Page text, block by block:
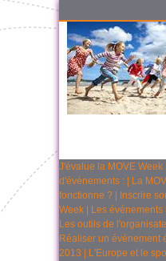
J'évalue la MOVE Week
d'événements :
La
fonctionne ?
Inscrire
Week
Les événements
Les outils de
Réaliser un événement
2013
L'Europe et le